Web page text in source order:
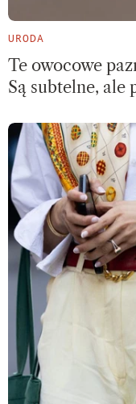
URODA
Te owocowe
Są subtelne, ale